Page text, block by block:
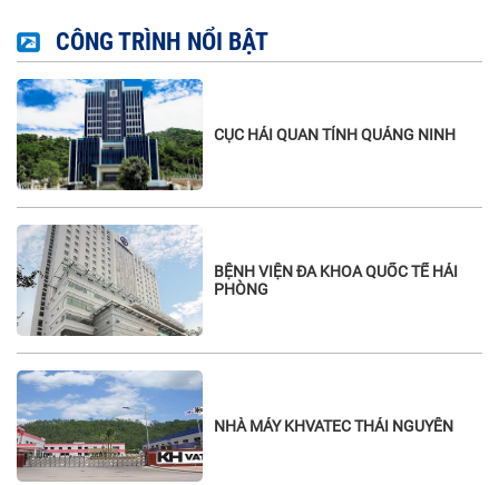
CÔNG TRÌNH NỔI BẬT
CỤC HẢI QUAN TỈNH QUẢNG NINH
BỆNH VIỆN ĐA KHOA QUỐC TẾ HẢI
PHÒNG
NHÀ MÁY KHVATEC THÁI NGUYÊN